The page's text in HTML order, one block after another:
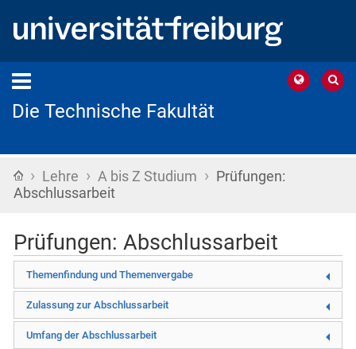
Die Technische Fakultät
Startseite
› Lehre › A bis Z Studium › Prüfungen:
Abschlussarbeit
Prüfungen: Abschlussarbeit
Themenfindung und Themenvergabe
Zulassung zur Abschlussarbeit
Umfang der Abschlussarbeit